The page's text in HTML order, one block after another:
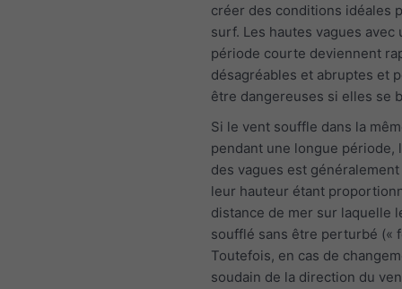
créer des conditions idéales
surf. Les hautes vagues avec
période courte deviennent
désagréables et abruptes et
être dangereuses si elles se
Si le vent souffle dans la
pendant une longue période,
des vagues est
leur hauteur étant
distance de mer sur laquelle
soufflé sans être perturbé («
Toutefois, en cas de
soudain de la direction du